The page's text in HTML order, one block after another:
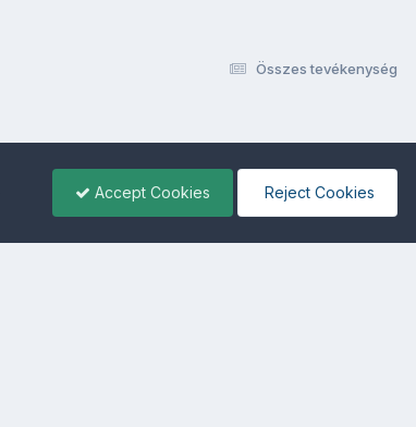
Összes tevékenység
Accept Cookies Reject Cookies